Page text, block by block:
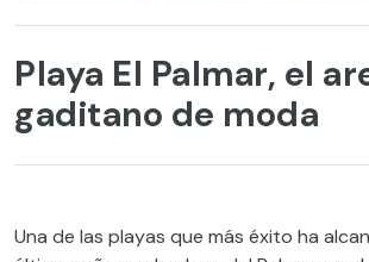
Playa El Palmar, el
gaditano de moda
Una de las playas que más éxito ha